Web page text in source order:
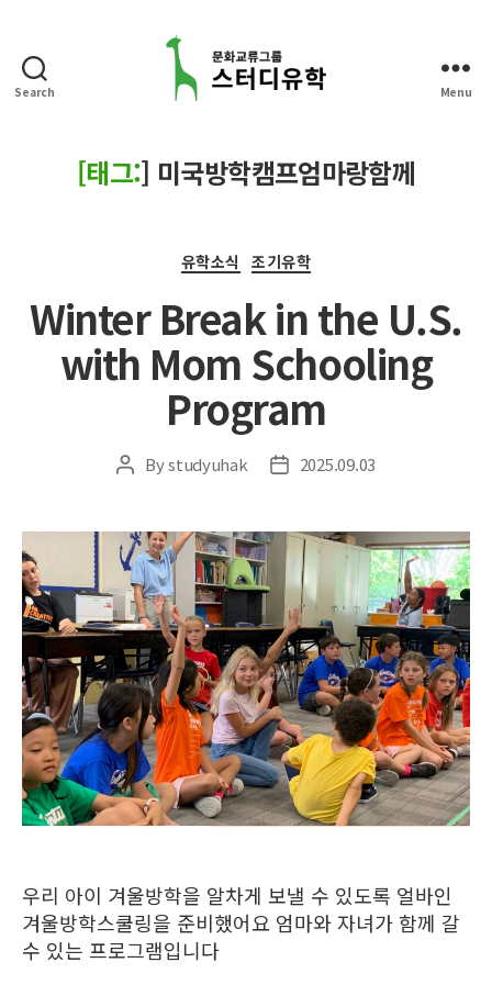
Search
디
유
Menu
[태그:] 미국방학캠프엄마랑함께
Categories
유학소식 조기유학
Winter Break in the U.S.
with Mom Schooling
Program
PostBystudyuhak
Post2025.09.03
우리 아이 겨울방학을 알차게 보낼 수 있도록 얼바인
겨울방학스쿨링을 준비했어요 엄마와 자녀가 함께 갈
수 있는 프로그램입니다